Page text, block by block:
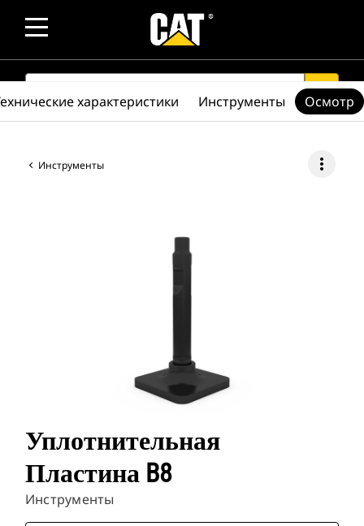
SEARCH search
Инструменты more_vert
Уплотнительная
Пластина B8
Инструменты
характеристики Инструменты Осмотр